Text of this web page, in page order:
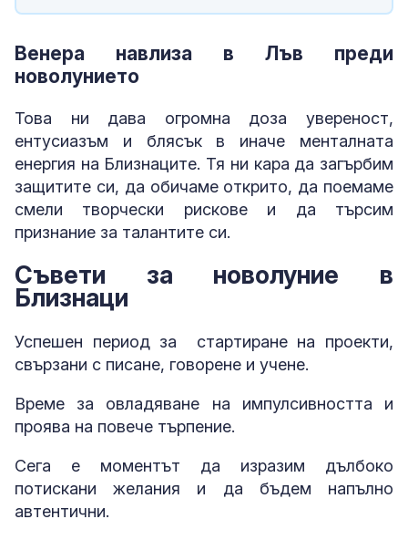
Венера навлиза в Лъв преди
новолунието
Това ни дава огромна доза увереност,
ентусиазъм и блясък в иначе менталната
енергия на Близнаците. Тя ни кара да загърбим
защитите си, да обичаме открито, да поемаме
смели творчески рискове и да търсим
признание за талантите си.
Съвети за новолуние в
Близнаци
Успешен период за стартиране на проекти,
свързани с писане, говорене и учене.
Време за овладяване на импулсивността и
проява на повече търпение.
Сега е моментът да изразим дълбоко
потискани желания и да бъдем напълно
автентични.